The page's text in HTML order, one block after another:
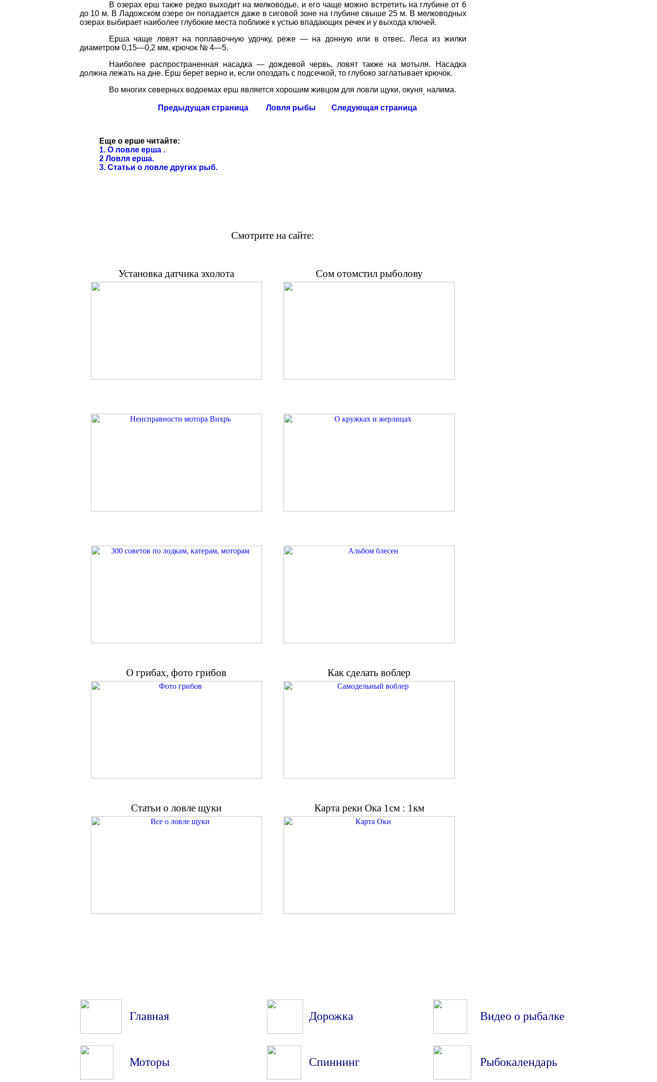
В озерах ерш также редко выходит на мелководье, и его чаще можно встретить на глубине от 6
до10 м. В Ладожском озере он попадается даже в сиговой зоне на глубине свыше 25 м. В мелководных
озерах выбирает наиболее глубокие места поближе к устью впадающих речек и у выхода ключей.
Ерша чаще ловят на поплавочную удочку, реже — на донную или в отвес.Леса из жилки
диаметром 0,15—0,2 мм, крючок №4—5.
Наиболее
распространенная насадка — дождевой червь, ловят также на мотыля.
Насадка
должна лежать на дне. Ерш берет верно и, если опоздать с подсечкой, то глубоко заглатывает крючок.
Во многих северных водоемах ерш является хорошим живцом для ловли щуки, окуня, налима.
Предыдущая страница Ловля рыбы Следующая страница
Еще о ерше читайте:
1. О ловле ерша .
2 Ловля ерша.
3. Статьи о ловле других рыб.
Смотрите на сайте:
Установка датчика эхолота Сом отомстил рыболову
О грибах, фото грибов Как сделать воблер
Статьи о ловле щуки Карта реки Ока 1см : 1км
Главная Дорожка Видео о рыбалке
Моторы Спиннинг Рыбокалендарь